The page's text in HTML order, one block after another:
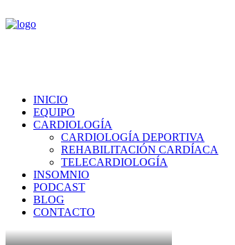
INICIO
EQUIPO
CARDIOLOGÍA
CARDIOLOGÍA DEPORTIVA
REHABILITACIÓN CARDÍACA
TELECARDIOLOGÍA
INSOMNIO
PODCAST
BLOG
CONTACTO